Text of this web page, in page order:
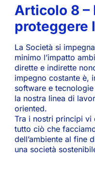
Articolo 8 –
proteggere
La Società si
minimo l’impatto
dirette e indirette
impegno costante è,
software e
la nostra linea di
oriented.
Tra i nostri principi vi
tutto ciò che
dell’ambiente al fine
una società